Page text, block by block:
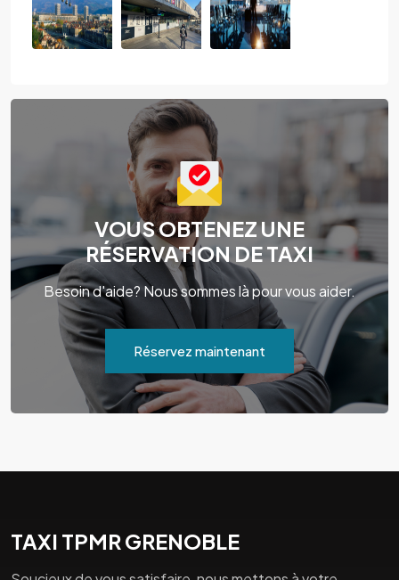
VOUS OBTENEZ UNE
RÉSERVATION DE TAXI
Besoin d'aide? Nous sommes là pour vous aider.
Réservez maintenant
TAXI TPMR GRENOBLE